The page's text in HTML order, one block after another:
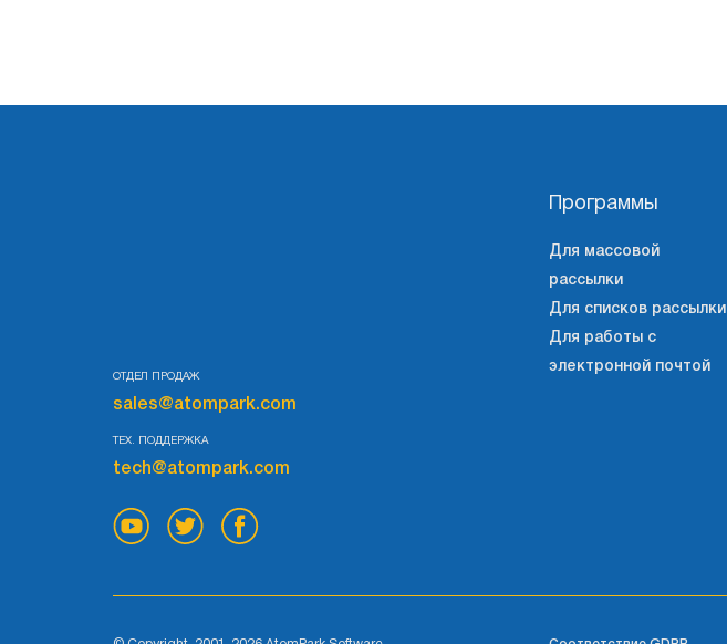
ОТДЕЛ ПРОДАЖ
sales@atompark.com
ТЕХ. ПОДДЕРЖКА
tech@atompark.com
Программы
Для массовой
рассылки
Для списков рассылки
Для работы с
электронной почтой